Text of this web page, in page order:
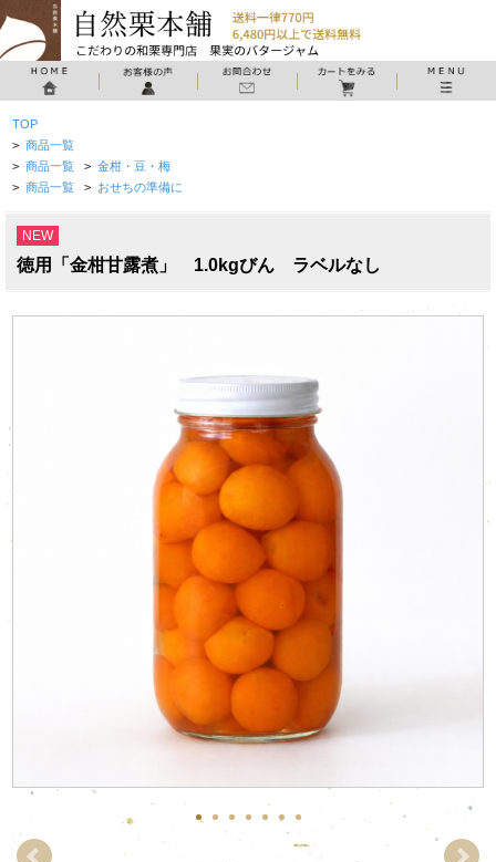
TOP
> 商品一覧
> 商品一覧 > 金柑・豆・梅
> 商品一覧 > おせちの準備に
NEW
徳用「金柑甘露煮」 1.0kgびん ラベルなし